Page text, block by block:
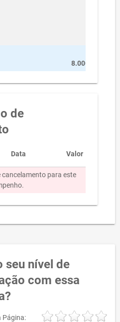
8.000,00
de
Data Valor
para este
seu nível de
com essa
Página: